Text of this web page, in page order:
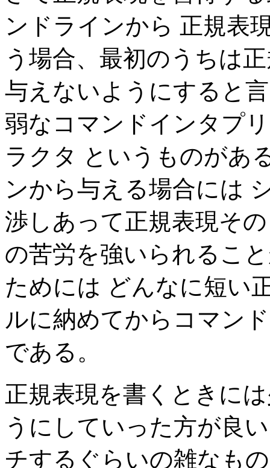
ンドラインから 正規表
う場合、最初のうちは
与えないようにすると
弱なコマンドインタプ
ラクタ というものがあ
ンから与える場合には
渉しあって正規表現そ
の苦労を強いられるこ
ためには どんなに短い
ルに納めてからコマン
である。
正規表現を書くときに
うにしていった方が良
チするぐらいの雑なも